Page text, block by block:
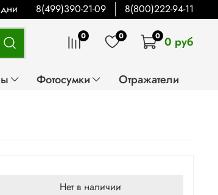
8(499)390-21-09 8(800)222-94-11
0 0 0 0 руб
Фотосумки Отражатели
Нет в наличии